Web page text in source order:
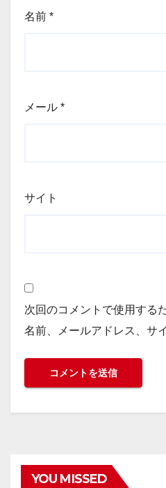
名前 *
メール *
サイト
次回のコメントで使用する
名前、メールアドレス、サ
YOU MISSED